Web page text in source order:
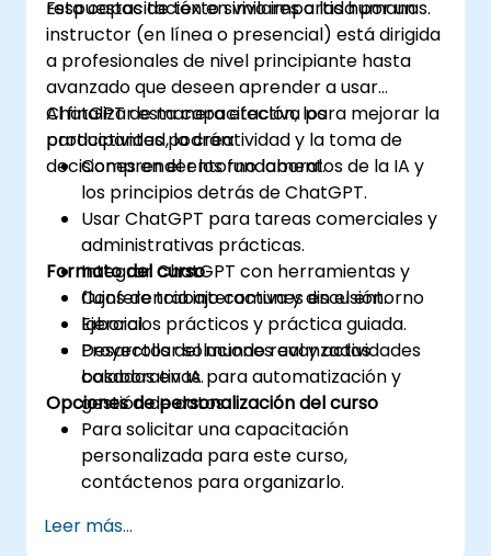
respuestas de texto similares a las humanas.
Esta capacitación en vivo impartida por un
instructor (en línea o presencial) está dirigida
a profesionales de nivel principiante hasta
avanzado que deseen aprender a usar
ChatGPT de manera efectiva para mejorar la
productividad, la creatividad y la toma de
decisiones en el entorno laboral.
Al finalizar esta capacitación, los
participantes podrán:
Comprender los fundamentos de la IA y
los principios detrás de ChatGPT.
Usar ChatGPT para tareas comerciales y
administrativas prácticas.
Integrar ChatGPT con herramientas y
flujos de trabajo comunes en el entorno
laboral.
Desarrollar soluciones avanzadas
basadas en IA para automatización y
gestión de datos.
Formato del curso
Conferencia interactiva y discusión.
Ejercicios prácticos y práctica guiada.
Proyectos del mundo real y actividades
colaborativas.
Opciones de personalización del curso
Para solicitar una capacitación
personalizada para este curso,
contáctenos para organizarlo.
Leer más...